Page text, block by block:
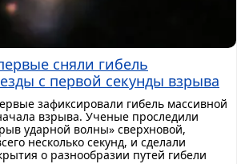
сняли гибель
с первой секунды взрыва
зафиксировали гибель массивной
взрыва. Ученые проследили
ударной волны» сверхновой,
несколько секунд, и сделали
о разнообразии путей гибели